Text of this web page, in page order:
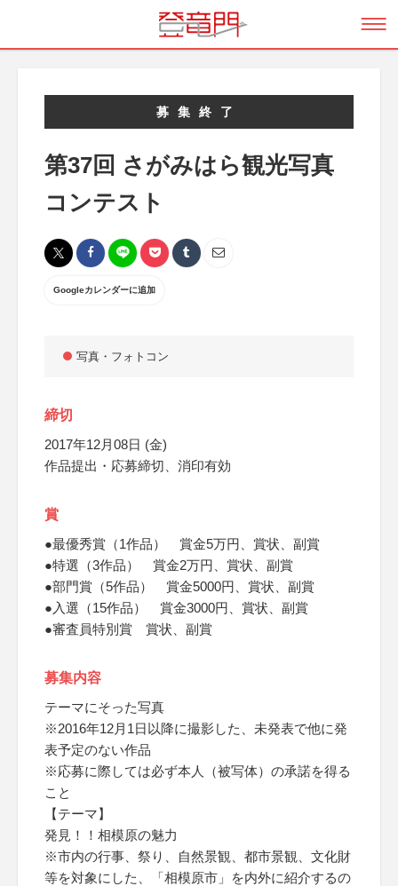
募集終了
第37回 さがみはら観光写真
コンテスト
Googleカレンダーに追加
写真・フォトコン
締切
2017年12月08日 (金)
作品提出・応募締切、消印有効
賞
●最優秀賞（1作品） 賞金5万円、賞状、副賞
●特選（3作品） 賞金2万円、賞状、副賞
●部門賞（5作品） 賞金5000円、賞状、副賞
●入選（15作品） 賞金3000円、賞状、副賞
●審査員特別賞 賞状、副賞
募集内容
テーマにそった写真
※2016年12月1日以降に撮影した、未発表で他に発
表予定のない作品
※応募に際しては必ず本人（被写体）の承諾を得る
こと
【テーマ】
発見！！相模原の魅力
※市内の行事、祭り、自然景観、都市景観、文化財
等を対象にした、「相模原市」を内外に紹介するの